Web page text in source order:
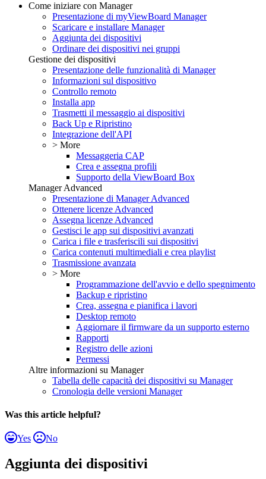
Come iniziare con Manager
Presentazione di myViewBoard Manager
Scaricare e installare Manager
Aggiunta dei dispositivi
Ordinare dei dispositivi nei gruppi
Gestione dei dispositivi
Presentazione delle funzionalità di Manager
Informazioni sul dispositivo
Controllo remoto
Installa app
Trasmetti il messaggio ai dispositivi
Back Up e Ripristino
Integrazione dell'API
> More
Messaggeria CAP
Crea e assegna profili
Supporto della ViewBoard Box
Manager Advanced
Presentazione di Manager Advanced
Ottenere licenze Advanced
Assegna licenze Advanced
Gestisci le app sui dispositivi avanzati
Carica i file e trasferiscili sui dispositivi
Carica contenuti multimediali e crea playlist
Trasmissione avanzata
> More
Programmazione dell'avvio e dello spegnimento
Backup e ripristino
Crea, assegna e pianifica i lavori
Desktop remoto
Aggiornare il firmware da un supporto esterno
Rapporti
Registro delle azioni
Permessi
Altre informazioni su Manager
Tabella delle capacità dei dispositivi su Manager
Cronologia delle versioni Manager
Was this article helpful?
Yes No
Aggiunta dei dispositivi